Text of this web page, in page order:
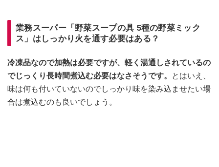
業務スーパー「野菜スープの具 5種の野菜ミック
ス」はしっかり火を通す必要はある？
冷凍品なので加熱は必要ですが、軽く湯通しされているの
でじっくり長時間煮込む必要はなさそうです。
とはいえ、
味は何も付いていないのでしっかり味を染み込ませたい場
合は煮込むのも良いでしょう。